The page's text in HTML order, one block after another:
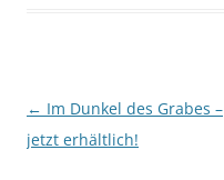
Beitragsnavigation
← Im Dunkel des Grabes –
jetzt erhältlich!